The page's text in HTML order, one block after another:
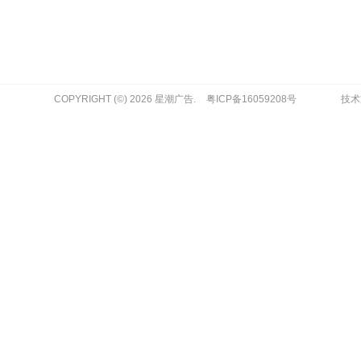
COPYRIGHT (©) 2026 星潮广告. 粤ICP备16059208号 技术